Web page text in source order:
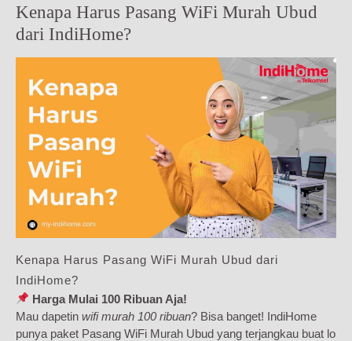
Kenapa Harus Pasang WiFi Murah Ubud
dari IndiHome?
Kenapa Harus Pasang WiFi Murah Ubud dari
IndiHome?
Harga Mulai 100 Ribuan Aja!
Mau dapetin wifi murah 100 ribuan? Bisa banget! IndiHome
punya paket Pasang WiFi Murah Ubud yang terjangkau buat lo